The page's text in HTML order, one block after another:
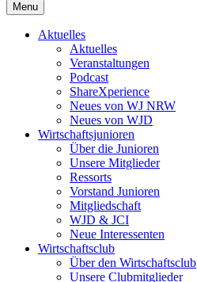
Menu
Aktuelles
Aktuelles
Veranstaltungen
Podcast
ShareXperience
Neues von WJ NRW
Neues von WJD
Wirtschaftsjunioren
Über die Junioren
Unsere Mitglieder
Ressorts
Vorstand Junioren
Mitgliedschaft
WJD & JCI
Neue Interessenten
Wirtschaftsclub
Über den Wirtschaftsclub
Unsere Clubmitglieder